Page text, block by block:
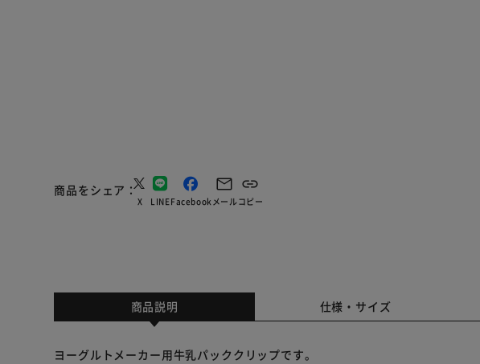
商品をシェア
X LINEFacebook メールコピー
商品説明 仕様・サイズ
ヨーグルトメーカー用牛乳パッククリップです。